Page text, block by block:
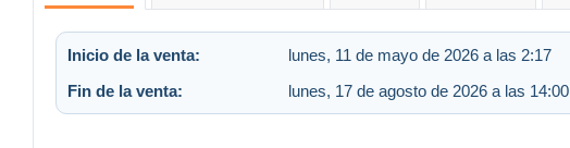
Inicio de la venta: lunes, 11 de mayo de 2026 a las 2:17
Fin de la venta:
lunes, 17 de agosto de 2026 a las 14:00